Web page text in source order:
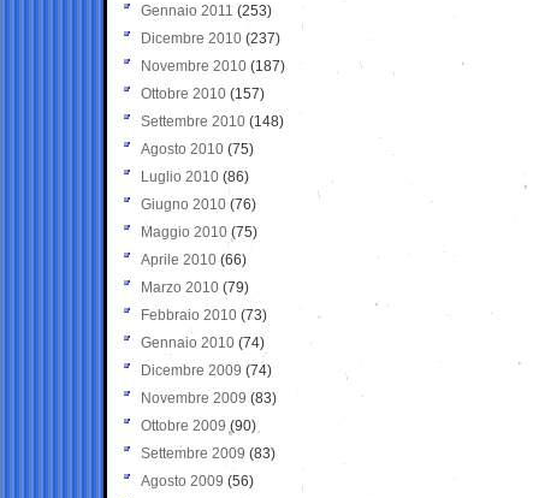
Gennaio 2011 (253)
Dicembre 2010 (237)
Novembre 2010 (187)
Ottobre 2010 (157)
Settembre 2010 (148)
Agosto 2010 (75)
Luglio 2010 (86)
Giugno 2010 (76)
Maggio 2010 (75)
Aprile 2010 (66)
Marzo 2010 (79)
Febbraio 2010 (73)
Gennaio 2010 (74)
Dicembre 2009 (74)
Novembre 2009 (83)
Ottobre 2009 (90)
Settembre 2009 (83)
Agosto 2009 (56)